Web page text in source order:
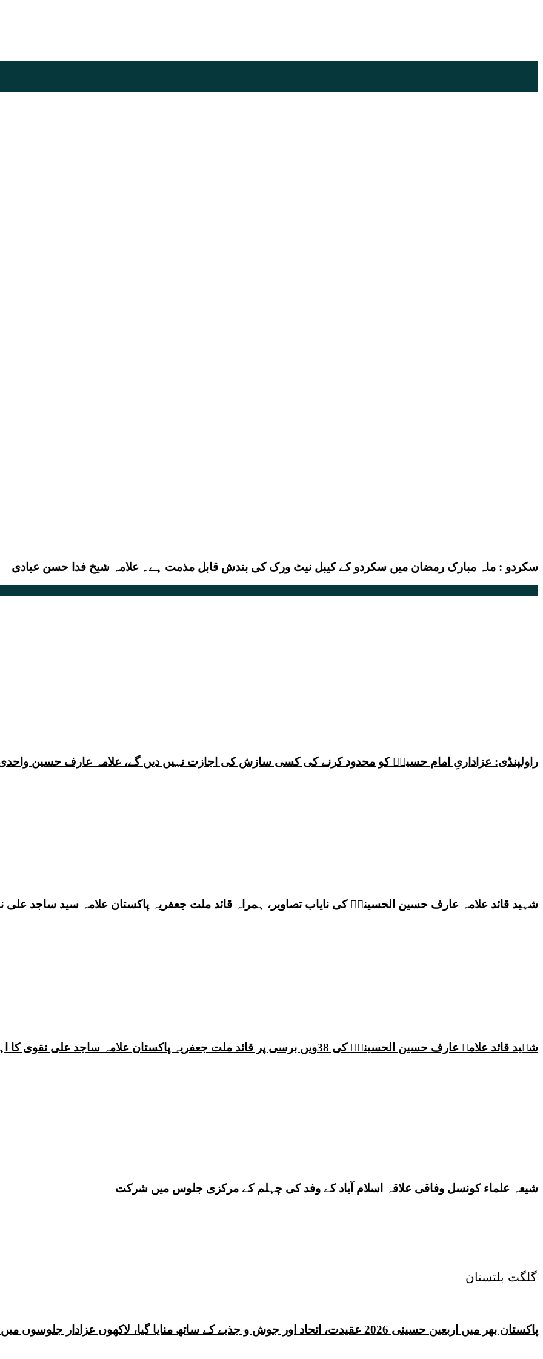
گلگت بلتستان
سکردو : ماہ مبارک رمضان میں سکردو کے کیبل نیٹ ورک کی بندش قابل مذمت ہے۔ علامہ شیخ فدا حسن عبادی
راولپنڈی: عزاداریِ امام حسینؑ کو محدود کرنے کی کسی سازش کی اجازت نہیں دیں گے، علامہ عارف حسین
شہید قائد علامہ عارف حسین الحسینیؒ کی نایاب تصاویر، ہمراہ قائد ملت جعفریہ پاکستان علامہ سید ساجد علی
شہید قائد علامہ عارف حسین الحسینیؒ کی 38ویں برسی پر قائد ملت جعفریہ پاکستان علامہ ساجد علی نقوی کا اہم پیغام
شیعہ علماء کونسل وفاقی علاقہ اسلام آباد کے وفد کی چہلم کے مرکزی جلوس میں شرکت
پاکستان بھر میں اربعین حسینی 2026 عقیدت، اتحاد اور جوش و جذبے کے ساتھ منایا گیا، لاکھوں عزادار جلوسوں میں شریک